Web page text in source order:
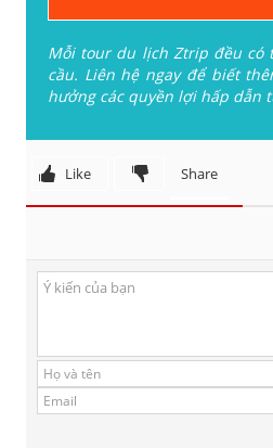
Mỗi tour du lịch Ztrip đều có
cầu. Liên hệ ngay để biết
hưởng các quyền lợi hấp dẫn
Like Share